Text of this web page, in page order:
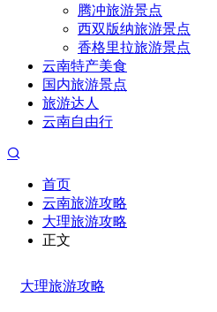
腾冲旅游景点
西双版纳旅游景点
香格里拉旅游景点
云南特产美食
国内旅游景点
旅游达人
云南自由行
首页
云南旅游攻略
大理旅游攻略
正文
大理旅游攻略